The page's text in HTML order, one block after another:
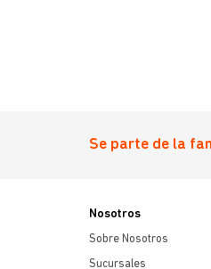
Se parte de la
Nosotros
Sobre Nosotros
Sucursales